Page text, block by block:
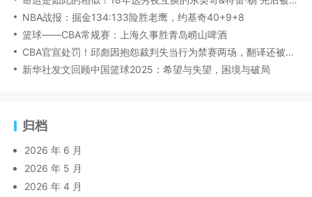
NBA战报：掘金134:133险胜老鹰，约基奇40+9+8
篮球——CBA常规赛：上海久事胜青岛崂山啤酒
CBA官宣处罚！邱彪因抱怨裁判失当行为禁赛两场，翻译还被罚款！
新华社发文回顾中国篮球2025：希望与失望，困境与破局
归档
2026 年 6 月
2026 年 5 月
2026 年 4 月